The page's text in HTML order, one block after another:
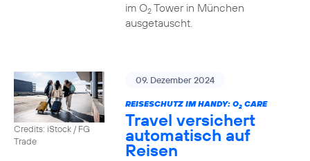
im O2Tower in München
ausgetauscht.
Credits: iStock / FG
Trade
09. Dezember 2024
REISESCHUTZ IM HANDY: O2CARE
Travel versichert
automatisch auf
Reisen